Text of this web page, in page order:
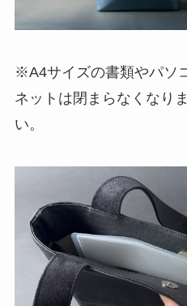
※A4サイズの書類やパソ
ネットは閉まらなくなり
い。